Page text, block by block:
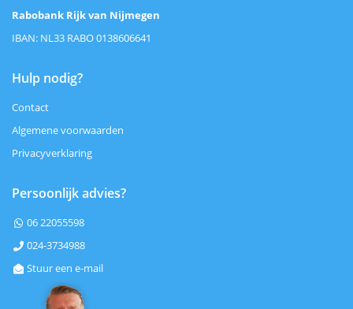
Rabobank Rijk van Nijmegen
IBAN: NL33 RABO 0138606641
Hulp nodig?
Contact
Algemene voorwaarden
Privacyverklaring
Persoonlijk advies?
 06 22055598
 024-3734988
 Stuur een e-mail